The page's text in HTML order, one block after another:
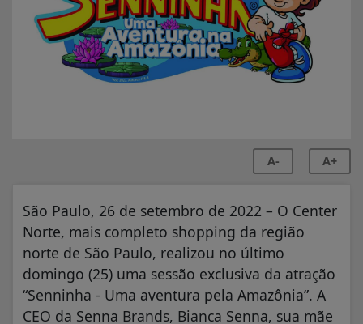
A- A+
São Paulo, 26 de setembro de 2022 – O Center
Norte, mais completo shopping da região
norte de São Paulo, realizou no último
domingo (25) uma sessão exclusiva da atração
“Senninha - Uma aventura pela Amazônia”. A
CEO da Senna Brands, Bianca Senna, sua mãe